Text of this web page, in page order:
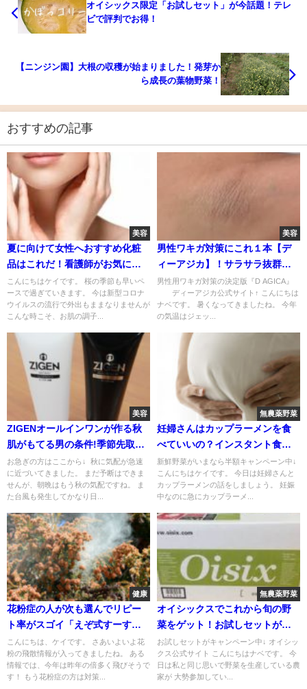
オイシックス限定「お試しセット」が今話題！テレ
ビで評判でお得！
【ニンジン園】大根の収穫が始まりました！発芽か
ら成長の葉物野菜！
おすすめの記事
美容
夏に向けて女性へおすすめ化粧
品はこれだ！看護師がお気に入
りを紹介！
こんにちはケイです。 桜の季節も早いペ
ースで過ぎていきます。 今は新型コロナ
ウイルスの流行で外出もままなりませんが
こんな時こそ、お肌の調子...
美容
男性ワキガ対策にこれ１本【デ
ィーアジカ】！サラサラ抜群の
使用感！
男性用ワキガ対策の決定版『D AGICA』
ディーアジカ公式サイト↑ こんにちは
ナベです。 暑くなってきましたね。 今年
の気温はジェッ...
美容
ZIGENオールインワンが作る秋
肌がもてる男の条件!季節先取り
で作る!
お急ぎの方はここから↓ 秋に気配が急速
に近づいてきました。 まだ予断はできま
せんが、朝晩はもう秋の気配ですね。 ま
た台風も発生してかなり日...
無農薬野菜
妊婦さんはカップラーメンを食
べていいの？インスタント食品
は？
新鮮野菜がいまなら半額キャンペーン中↓
こんにちはケイです。 今日は妊婦さんと
カップラーメンの話をしましょう。 妊娠
中なのに急にカップラーメ...
健康
花粉症の人が次も選んでリピー
ト率がスゴイ「えぞ式すーすー
茶」！
こんにちは、ケイです。 さあいよいよ花
粉の飛散情報が入ってきましたね。 ある
情報では、今年は昨年の倍多く飛びそうで
す！ もう花粉症の方は対策...
無農薬野菜
オイシックスでこれから旬の野
菜をゲット！お試しセットがお
得です！
お試しセットがキャンペーン中↓ オイシッ
クス公式サイト こんにちはナベです。 今
日は私と同じ思いで野菜を生産している農
家が 大勢参加してい...